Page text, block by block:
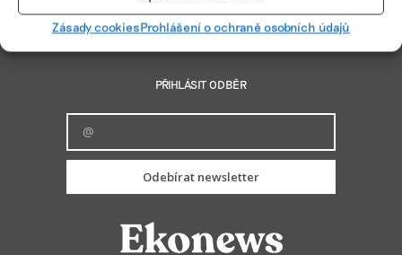
Zásady cookiesProhlášení o ochraně osobních údajů
PŘIHLÁSIT ODBĚR
Odebírat newsletter